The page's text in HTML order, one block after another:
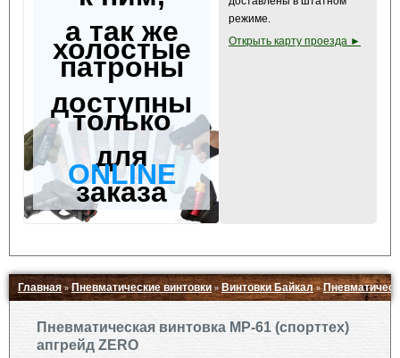
а так же
холостые
патроны
доступны
только
для
ONLINE
заказа
режиме.
Открыть карту проезда ►
Главная»Пневматические винтовки » Винтовки Байкал»
Пневматическая винтовка МР-61 (спорттех)
апгрейд ZERO